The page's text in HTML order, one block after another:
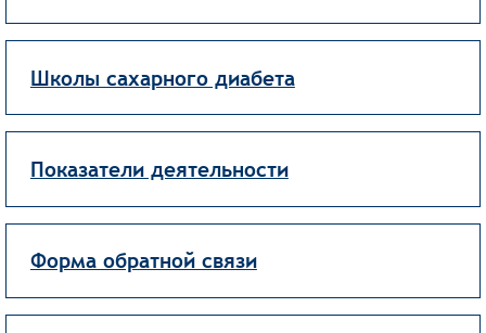
Школы сахарного диабета
Показатели деятельности
Форма обратной связи